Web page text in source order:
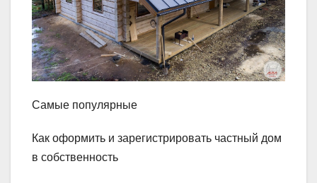
Самые популярные
Как оформить и зарегистрировать частный дом
в собственность